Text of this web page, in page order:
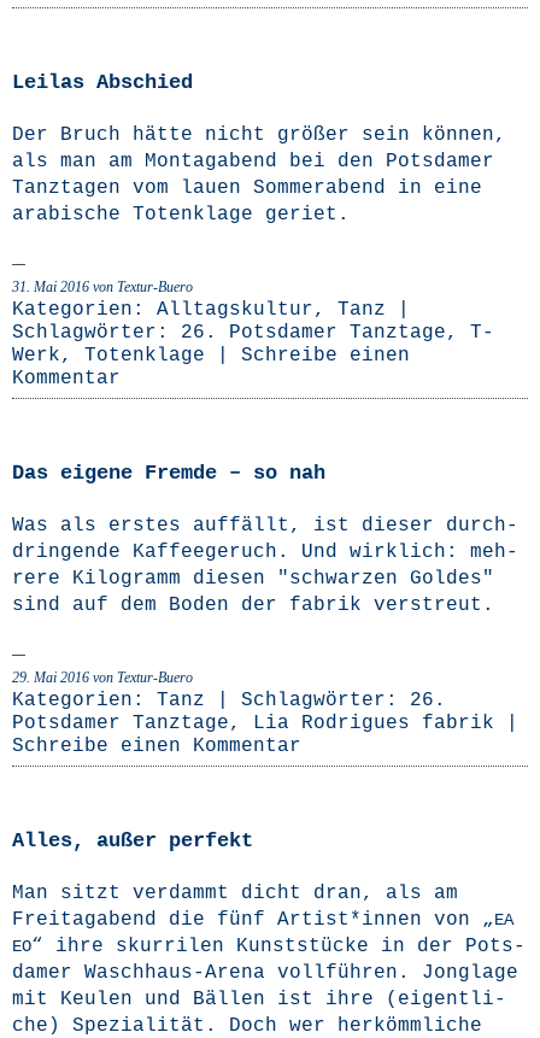
Leilas Abschied
Der Bruch hät­te nicht grö­ßer sein kön­nen,
als man am Mon­tag­abend bei den Pots­da­mer
Tanz­ta­gen vom lau­en Som­mer­abend in eine
ara­bi­sche Toten­kla­ge geriet.
31. Mai 2016 von Textur-Buero
Kategorien: Alltagskultur, Tanz
Schlagwörter: 26. Potsdamer Tanztage, T-
Werk, Totenklage
Schreibe einen
Kommentar
Das eigene Fremde – so nah
Was als ers­tes auf­fällt, ist die­ser durch­
drin­gen­de Kaf­fee­ge­ruch. Und wirk­lich: meh­
re­re Kilo­gramm die­sen "schwar­zen Gol­des"
sind auf dem Boden der fabrik verstreut.
29. Mai 2016 von Textur-Buero
Kategorien: Tanz | Schlagwörter: 26.
Potsdamer Tanztage, Lia Rodrigues fabrik
Schreibe einen Kommentar
Alles, außer perfekt
Man sitzt ver­dammt dicht dran, als am
Frei­tag­abend die fünf Artist*innen von „EA
EO“ ihre skur­ri­len Kunst­stü­cke in der Pots­
da­mer Wasch­haus-Are­­na voll­füh­ren. Jon­gla­ge
mit Keu­len und Bäl­len ist ihre (eigent­li­
che) Spe­zia­li­tät. Doch wer her­kömm­li­che